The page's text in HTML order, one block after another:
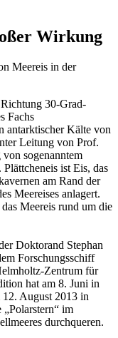
Wirkung
Meereis in der
30-Grad-
Fachs
antarktischer Kälte von
Leitung von Prof.
sogenanntem
ist Eis, das
am Rand der
Meereises anlagert.
Meereis rund um die
Doktorand Stephan
Forschungsschiff
Zentrum für
hat am 8. Juni in
August 2013 in
im
durchqueren.